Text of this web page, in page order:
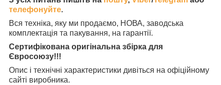
телефонуйте.
Вся техніка, яку ми продаємо, НОВА, заводська
комплектація та пакування, на гарантії.
Сертифікована оригінальна збірка для
Євросоюзу!!!
Опис і технічні характеристики дивіться на офіційному
сайті виробника.